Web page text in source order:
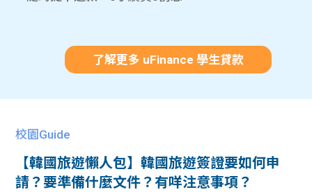
了解更多 uFinance 學生貸款
校園Guide
【韓國旅遊懶人包】韓國旅遊簽證要如何申
請？要準備什麼文件？有咩注意事項？